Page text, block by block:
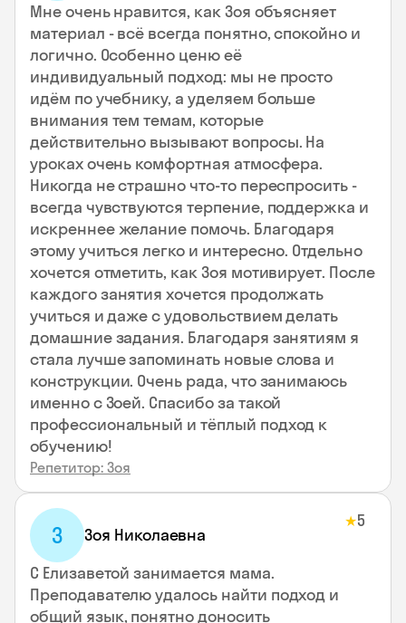
Мне очень нравится, как Зоя объясняет
материал - всё всегда понятно, спокойно и
логично. Особенно ценю её
индивидуальный подход: мы не просто
идём по учебнику, а уделяем больше
внимания тем темам, которые
действительно вызывают вопросы. На
уроках очень комфортная атмосфера.
Никогда не страшно что-то переспросить -
всегда чувствуются терпение, поддержка и
искреннее желание помочь. Благодаря
этому учиться легко и интересно. Отдельно
хочется отметить, как Зоя мотивирует. После
каждого занятия хочется продолжать
учиться и даже с удовольствием делать
домашние задания. Благодаря занятиям я
стала лучше запоминать новые слова и
конструкции. Очень рада, что занимаюсь
именно с Зоей. Спасибо за такой
профессиональный и тёплый подход к
обучению!
Репетитор: Зоя
З Зоя Николаевна
★5
С Елизаветой занимается мама.
Преподавателю удалось найти подход и
общий язык, понятно доносить